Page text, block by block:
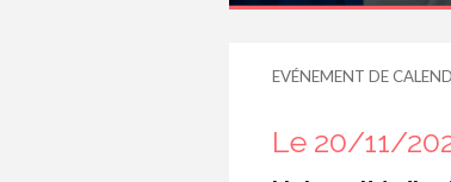
EVÉNEMENT DE
Le 20/11/